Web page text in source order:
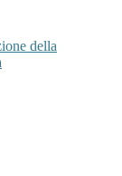
della